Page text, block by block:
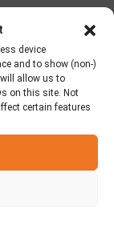
device
and to show (non-)
allow us to
on this site. Not
certain features